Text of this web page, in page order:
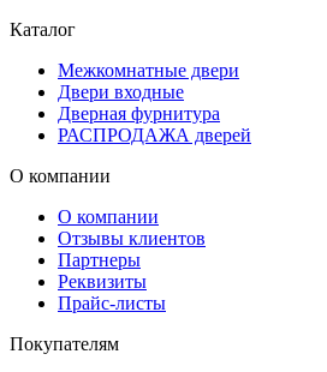
Каталог
Межкомнатные двери
Двери входные
Дверная фурнитура
РАСПРОДАЖА дверей
О компании
О компании
Отзывы клиентов
Партнеры
Реквизиты
Прайс-листы
Покупателям